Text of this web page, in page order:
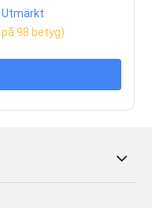
Utmärkt
98 betyg)